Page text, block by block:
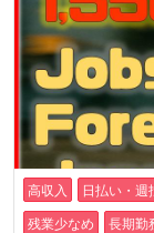
高収入 日払い・
残業少なめ
長期勤